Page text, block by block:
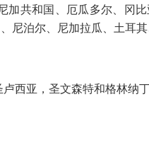
加共和国、厄瓜多尔、冈
尼泊尔、尼加拉瓜、土耳其
西亚，圣文森特和格林纳